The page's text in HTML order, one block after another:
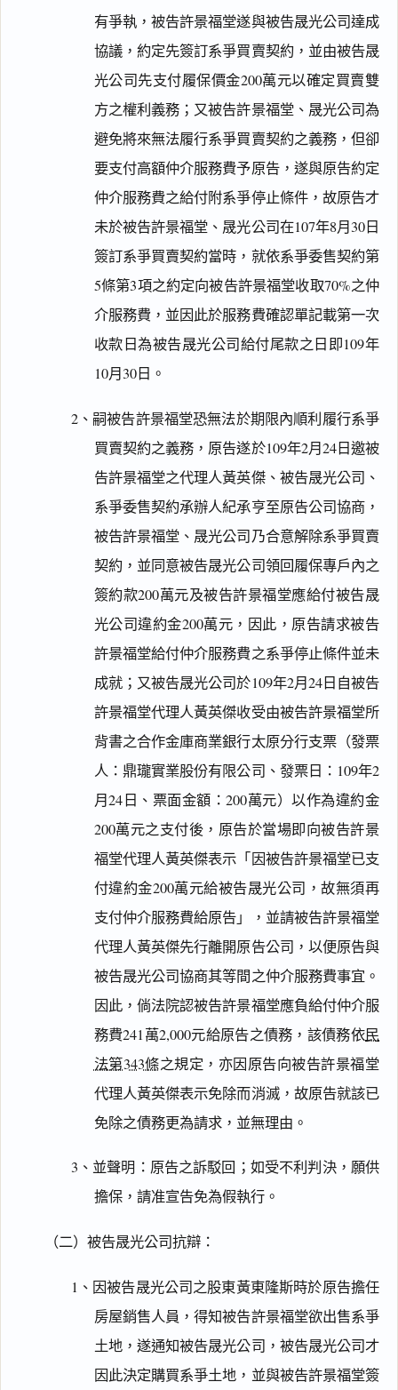
有爭執，被告許景福堂遂與被告晟光公司達成
協議，約定先簽訂系爭買賣契約，並由被告晟
光公司先支付履保價金200萬元以確定買賣雙
方之權利義務；又被告許景福堂、晟光公司為
避免將來無法履行系爭買賣契約之義務，但卻
要支付高額仲介服務費予原告，遂與原告約定
仲介服務費之給付附系爭停止條件，故原告才
未於被告許景福堂、晟光公司在107年8月30日
簽訂系爭買賣契約當時，就依系爭委售契約第
5條第3項之約定向被告許景福堂收取70%之仲
介服務費，並因此於服務費確認單記載第一次
收款日為被告晟光公司給付尾款之日即109年
10月30日。
2、嗣被告許景福堂恐無法於期限內順利履行系爭
買賣契約之義務，原告遂於109年2月24日邀被
告許景福堂之代理人黃英傑、被告晟光公司、
系爭委售契約承辦人紀承亨至原告公司協商，
被告許景福堂、晟光公司乃合意解除系爭買賣
契約，並同意被告晟光公司領回履保專戶內之
簽約款200萬元及被告許景福堂應給付被告晟
光公司違約金200萬元，因此，原告請求被告
許景福堂給付仲介服務費之系爭停止條件並未
成就；又被告晟光公司於109年2月24日自被告
許景福堂代理人黃英傑收受由被告許景福堂所
背書之合作金庫商業銀行太原分行支票（發票
人：鼎瓏實業股份有限公司、發票日：109年2
月24日、票面金額：200萬元）以作為違約金
200萬元之支付後，原告於當場即向被告許景
福堂代理人黃英傑表示「因被告許景福堂已支
付違約金200萬元給被告晟光公司，故無須再
支付仲介服務費給原告」，並請被告許景福堂
代理人黃英傑先行離開原告公司，以便原告與
被告晟光公司協商其等間之仲介服務費事宜。
因此，倘法院認被告許景福堂應負給付仲介服
務費241萬2,000元給原告之債務，該債務依民
法第343條之規定，亦因原告向被告許景福堂
代理人黃英傑表示免除而消滅，故原告就該已
免除之債務更為請求，並無理由。
3、並聲明：原告之訴駁回；如受不利判決，願供
擔保，請准宣告免為假執行。
（二）被告晟光公司抗辯：
1、因被告晟光公司之股東黃東隆斯時於原告擔任
房屋銷售人員，得知被告許景福堂欲出售系爭
土地，遂通知被告晟光公司，被告晟光公司才
因此決定購買系爭土地，並與被告許景福堂簽